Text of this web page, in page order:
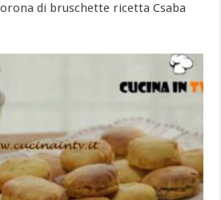
di bruschette ricetta Csaba